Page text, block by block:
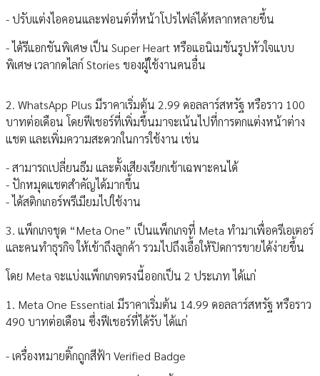
- ปรับแต่งไอคอนและฟอนต์ที่หน้าโปรไฟล์ได้หลากหลายขึ้น
- ได้รีแอกชันพิเศษ เป็น Super Heart หรือแอนิเมชันรูปหัวใจแบบ
พิเศษ เวลากดไลก์ Stories ของผู้ใช้งานคนอื่น
2. WhatsApp Plus มีราคาเริ่มต้น 2.99 ดอลลาร์สหรัฐ หรือราว 100
บาทต่อเดือน โดยฟีเชอร์ที่เพิ่มขึ้นมาจะเน้นไปที่การตกแต่งหน้าต่าง
แชต และเพิ่มความสะดวกในการใช้งาน เช่น
- สามารถเปลี่ยนธีม และตั้งเสียงเรียกเข้าเฉพาะคนได้
- ปักหมุดแชตสำคัญได้มากขึ้น
- ได้สติกเกอร์พรีเมียมไปใช้งาน
3. แพ็กเกจชุด “Meta One” เป็นแพ็กเกจที่ Meta ทำมาเพื่อครีเอเตอร์
และคนทำธุรกิจ ให้เข้าถึงลูกค้า รวมไปถึงเอื้อให้ปิดการขายได้ง่ายขึ้น
โดย Meta จะแบ่งแพ็กเกจตรงนี้ออกเป็น 2 ประเภท ได้แก่
1. Meta One Essential มีราคาเริ่มต้น 14.99 ดอลลาร์สหรัฐ หรือราว
490 บาทต่อเดือน ซึ่งฟีเชอร์ที่ได้รับ ได้แก่
- เครื่องหมายติ๊กถูกสีฟ้า Verified Badge